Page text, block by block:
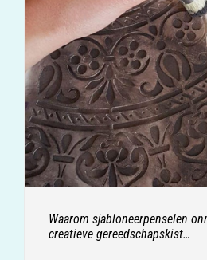
Waarom sjabloneerpenselen
creatieve gereedschapskist…